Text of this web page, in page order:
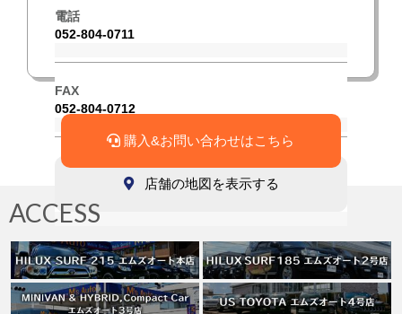
電話
052-804-0711
FAX
052-804-0712
店舗の地図を表示する
購入&お問い合わせはこちら
ACCESS